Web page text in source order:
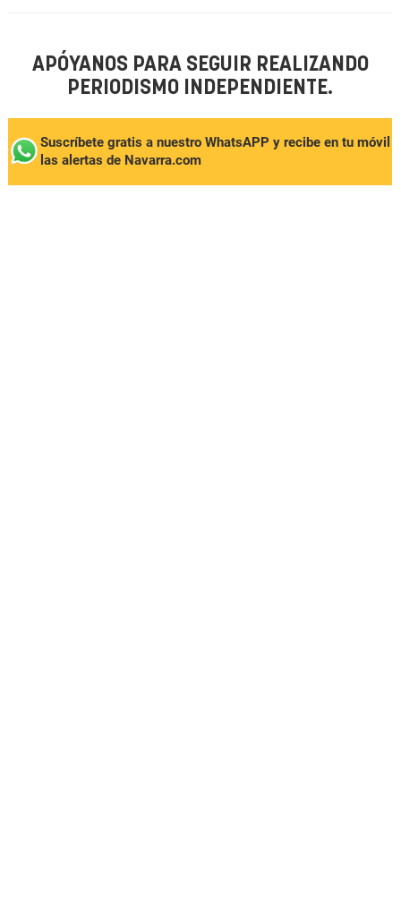
APÓYANOS PARA SEGUIR REALIZANDO
PERIODISMO INDEPENDIENTE.
Suscríbete gratis a nuestro WhatsAPP y recibe en tu móvil
las alertas de Navarra.com